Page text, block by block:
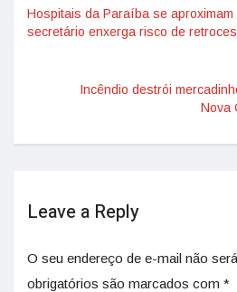
Hospitais da Paraíba se
secretário enxerga risco de
Incêndio destrói
Nova
Leave a Reply
O seu endereço de e-mail não
obrigatórios são marcados com *